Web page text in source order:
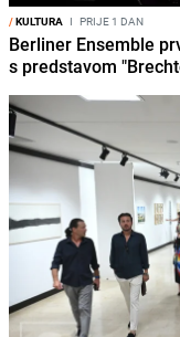
/KULTURA I PRIJE 1 DAN
Berliner Ensemble
s predstavom